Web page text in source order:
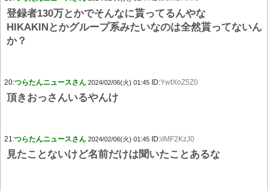
登録者130万とかでそんなに貰ってるんやな
HIKAKINとかグループ系みたいなのは全然貰ってないん
か？
20:つらたんニュースさん 2024/02/06(火) 01:45 ID:YwtXoZ5Z0
頂きおっさんいるやんけ
21:つらたんニュースさん 2024/02/06(火) 01:45 ID:iIMF2KzJ0
見たことないけど名前だけは聞いたことあるな